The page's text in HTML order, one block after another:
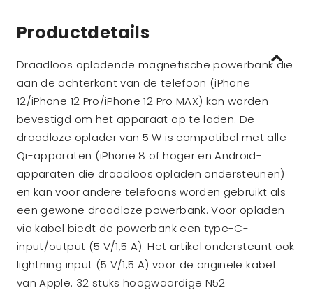
Productdetails
Draadloos opladende magnetische powerbank die
aan de achterkant van de telefoon (iPhone
12/iPhone 12 Pro/iPhone 12 Pro MAX) kan worden
bevestigd om het apparaat op te laden. De
draadloze oplader van 5 W is compatibel met alle
Qi-apparaten (iPhone 8 of hoger en Android-
apparaten die draadloos opladen ondersteunen)
en kan voor andere telefoons worden gebruikt als
een gewone draadloze powerbank. Voor opladen
via kabel biedt de powerbank een type-C-
input/output (5 V/1,5 A). Het artikel ondersteunt ook
lightning input (5 V/1,5 A) voor de originele kabel
van Apple. 32 stuks hoogwaardige N52